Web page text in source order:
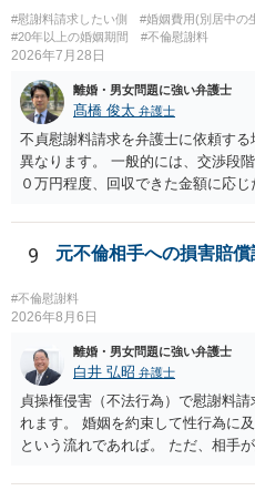
#慰謝料請求したい側 #婚姻費用(別居中の
#20年以上の婚姻期間
#不倫慰謝料
2026年7月28日
離婚・男女問題に強い弁護士
髙橋 俊太 弁護士
不貞慰謝料請求を弁護士に依頼す
異なります。 一般的には、交渉段
０万円程度、回収できた金額に応
には、追加着手金や日当、実費が
も、証拠が十分にあるか、相手方
額、離婚の有無、交渉で終わるか
変わり得ます。依頼前に、交渉だけ
できなかった場合の費用を確認し
通しを過度に楽観的に言い過ぎな
か、連絡方法（メール、電話、弁
ど）や対応スピードが合うかを確
しましても、弁護士への相談・依
手方の関係、相手方の氏名・住所
9 元不倫相手への損害賠
#不倫慰謝料
2026年8月6日
離婚・男女問題に強い弁護士
白井 弘昭 弁護士
貞操権侵害（不法行為）で慰謝料
れます。 婚姻を約束して性行為に
という流れであれば。 ただ、相手
性も認められそうですので、あま